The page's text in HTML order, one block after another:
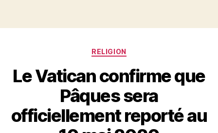
Catégories
RELIGION
Le Vatican confirme que
Pâques sera
officiellement reporté au